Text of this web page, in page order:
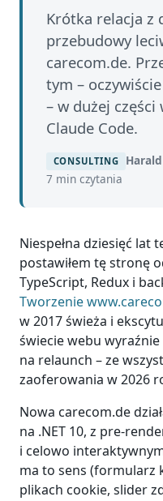
Krótka relacja z
przebudowy
carecom.de.
tym –
– w dużej części
Claude Code.
CONSULTING
7 min czytania
Niespełna dziesięć lat
postawiłem tę stronę
TypeScript, Redux i
Tworzenie
w 2017 świeża i
świecie webu wyraźnie
na relaunch – ze
zaoferowania w 2026
Nowa carecom.de
na .NET 10, z pre-
i celowo
ma to sens (formularz
plikach cookie, slider